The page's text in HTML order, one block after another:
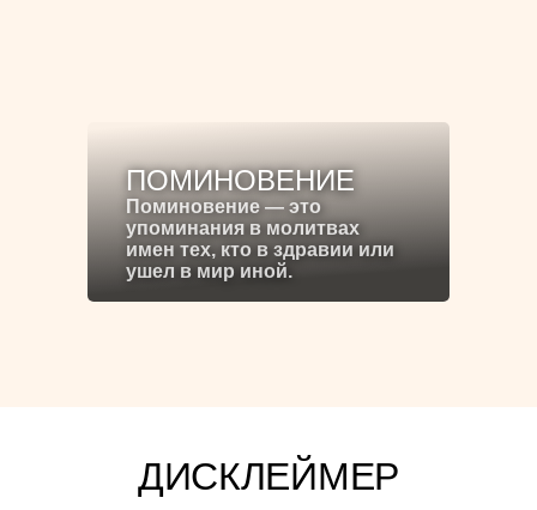
ПОМИНОВЕНИЕ
Поминовение — это
упоминания в молитвах
имен тех, кто в здравии или
ушел в мир иной.
ДИСКЛЕЙМЕР